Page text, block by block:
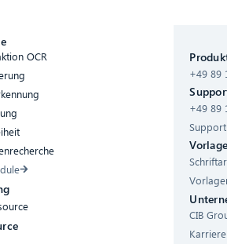
OCR
+49 89
+49 89
CIB
Karriere
Hallo!